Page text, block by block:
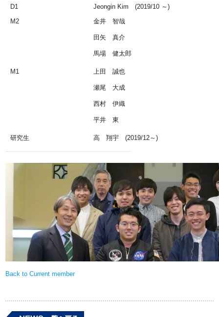
D1
Jeongin Kim (2019/10 ～)
M2
金井 智哉
田矢 真介
馬場 健太郎
M1 上田 誠也
瀬尾 大成
西村 伊織
平井 東
研究生 高 翔宇 (2019/12～)
Back to Current member